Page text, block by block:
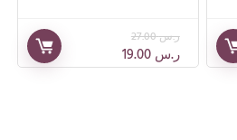
ر.س27.00
ر.س19.00